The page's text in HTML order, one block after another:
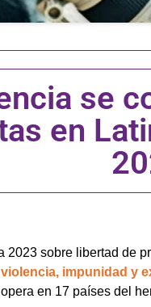
se
en
2023 sobre libertad de
impunidad y
en 17 países del